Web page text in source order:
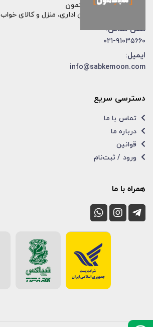
فروشگاه اینترنتی سبکمون
فروش تخصصی مبلمان اداری، منزل و کالای خواب
تلفن تماس:
۰۲۱-۹۱۰۳۵۶۶۰
ایمیل:
info@sabkemoon.com
دسترسی سریع
تماس با ما
درباره ما
قوانین
ورود / ثبت‌نام
همراه با ما